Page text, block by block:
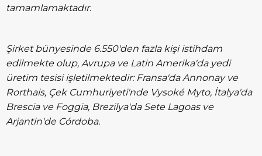
tamamlamaktadır.
Şirket bünyesinde 6.550'den fazla kişi istihdam
edilmekte olup, Avrupa ve Latin Amerika'da yedi
üretim tesisi işletilmektedir: Fransa'da Annonay ve
Rorthais, Çek Cumhuriyeti'nde Vysoké Myto, İtalya'da
Brescia ve Foggia, Brezilya'da Sete Lagoas ve
Arjantin'de Córdoba.